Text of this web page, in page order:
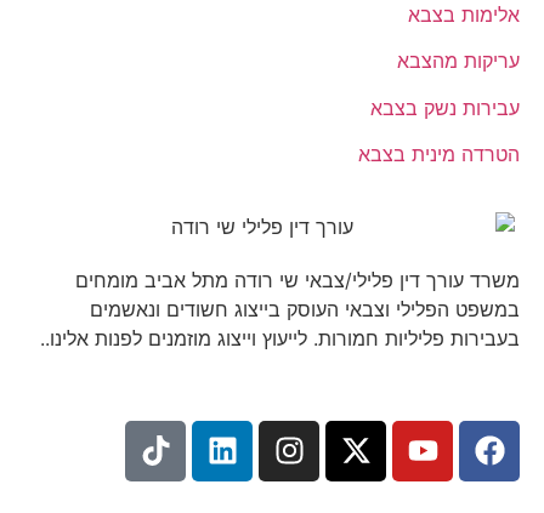
אלימות בצבא
עריקות מהצבא
עבירות נשק בצבא
הטרדה מינית בצבא
משרד עורך דין פלילי/צבאי שי רודה מתל אביב מומחים
במשפט הפלילי וצבאי העוסק בייצוג חשודים ונאשמים
בעבירות פליליות חמורות. לייעוץ וייצוג מוזמנים לפנות אלינו..